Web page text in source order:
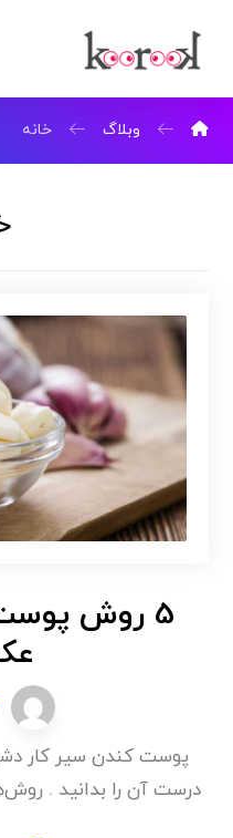
وبلاگ خانه
5 روش
پوست کندن سیر کار
درست آن را بدانید .